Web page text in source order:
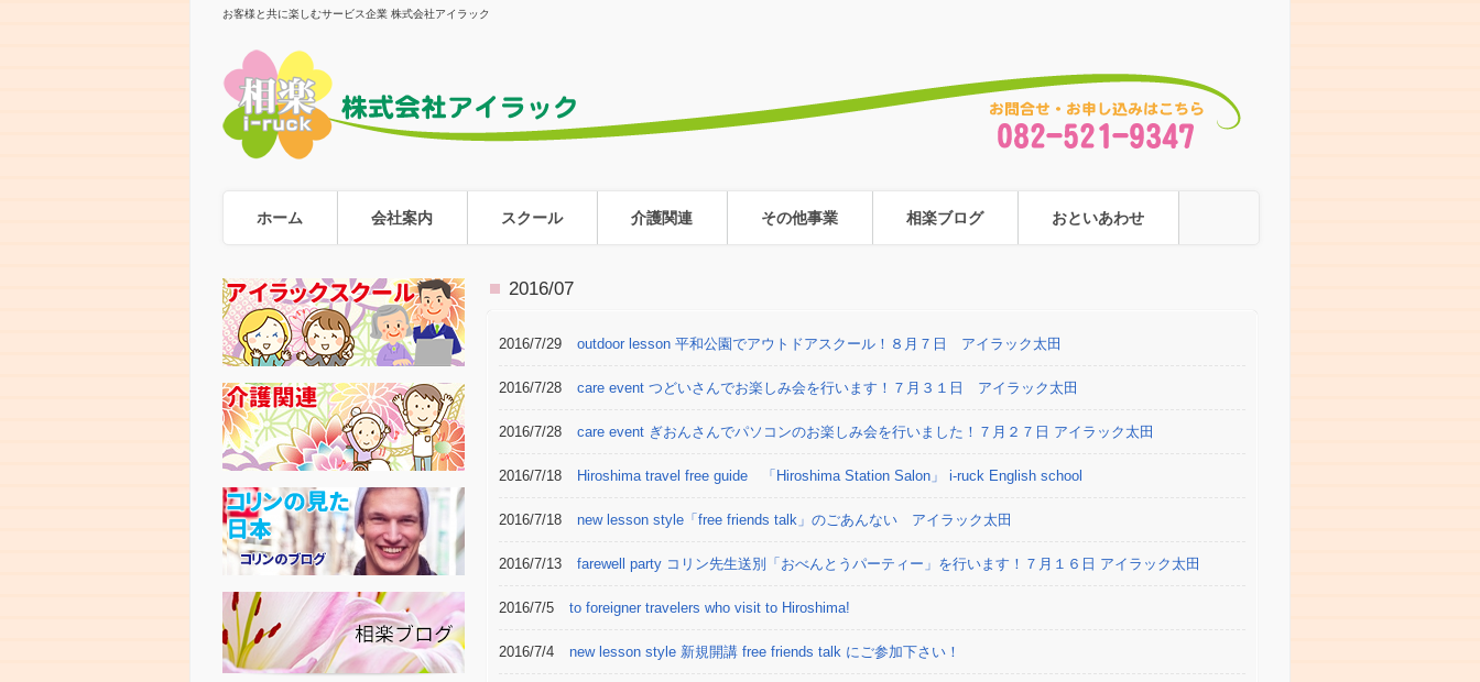
お客様と共に楽しむサービス企業 株式会社アイラック
ホーム 会社案内 スクール 介護関連 その他事業 相楽ブログ おといあわせ
2016/07
2016/7/29 outdoor lesson 平和公園でアウトドアスクール！８月７日 アイラック太田
2016/7/28 care event つどいさんでお楽しみ会を行います！７月３１日 アイラック太田
2016/7/28 care event ぎおんさんでパソコンのお楽しみ会を行いました！７月２７日 アイラック太田
2016/7/18 Hiroshima travel free guide 「Hiroshima Station Salon」 i-ruck English school
2016/7/18 new lesson style「free friends talk」のごあんない アイラック太田
2016/7/13 farewell party コリン先生送別「おべんとうパーティー」を行います！７月１６日 アイラック太田
2016/7/5 to foreigner travelers who visit to Hiroshima!
2016/7/4 new lesson style 新規開講 free friends talk にご参加下さい！